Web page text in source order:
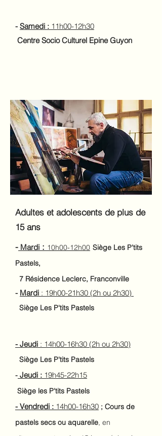
- Samedi : 11h00-12h30
Centre Socio Culturel Epine Guyon
Adultes et adolescents de plus de
15 ans
- Mardi : 10h00-12h00 Siège Les P'tits
Pastels,
7 Résidence Leclerc, Franconville
- Mardi : 19h00-21h30 (2h ou 2h30)
Siège Les P'tits Pastels
- Jeudi : 14h00-16h30 (2h ou 2h30)
Siège Les P'tits Pastels
- Jeudi : 19h45-22h15
Siège les P'tits Pastels
- Vendredi : 14h00-16h30 ; Cours de
pastels secs ou aquarelle, en